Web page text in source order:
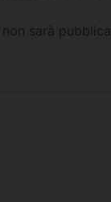
sarà